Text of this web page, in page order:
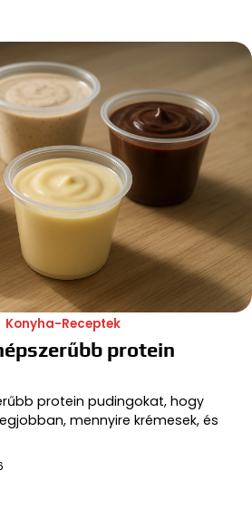
Konyha-Receptek
protein
protein pudingokat, hogy
mennyire krémesek, és